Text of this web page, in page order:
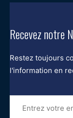
Recevez notre
Restez toujours
l'information en
Entrez
votre
email